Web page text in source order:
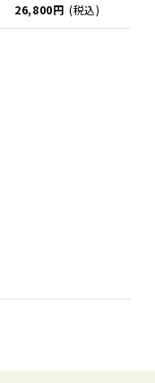
26,800円 (税込)